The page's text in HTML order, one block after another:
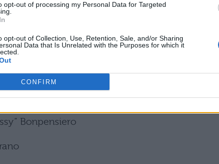
opt-out of processing my Personal Data for Targeted
opt-out of Collection, Use, Retention, Sale, and/or Sharing
Data that Is Unrelated with the Purposes for which it
CONFIRM
Jr.
Soprano
Sacramoni
Bonpensiero